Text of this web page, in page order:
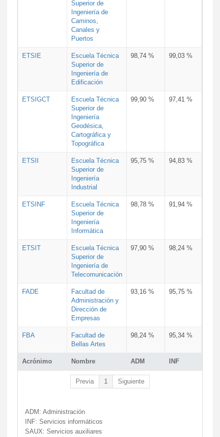
Acrónimo Nombre ADM INF
Superior de
Ingeniería de
Caminos,
Canales y
Puertos
ETSIE
Escuela Técnica
Superior de
Ingeniería de
Edificación
98,74 % 99,03 %
ETSIGCT
Escuela Técnica
Superior de
Ingeniería
Geodésica,
Cartográfica y
Topográfica
99,90 % 97,41 %
ETSII
Escuela Técnica
Superior de
Ingeniería
Industrial
95,75 % 94,83 %
ETSINF
Escuela Técnica
Superior de
Ingeniería
Informática
98,78 % 91,94 %
ETSIT
Escuela Técnica
Superior de
Ingeniería de
Telecomunicación
97,90 % 98,24 %
FADE
Facultad de
Administración y
Dirección de
Empresas
93,16 % 95,75 %
FBA
Facultad de
Bellas Artes
98,24 % 95,34 %
Previa 1 Siguiente
ADM: Administración
INF: Servicios informáticos
SAUX: Servicios auxiliares